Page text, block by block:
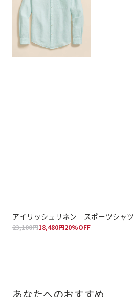
アイリッシュリネン スポーツシ
23,100円18,480円20%OFF